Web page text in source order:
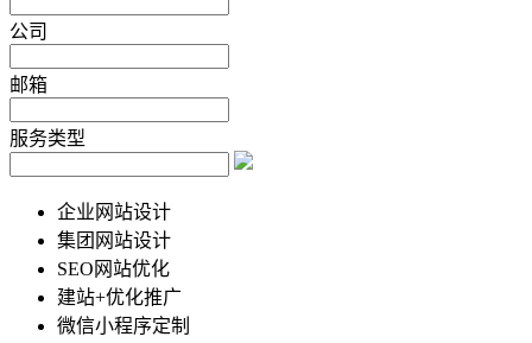
公司
邮箱
服务类型
企业网站设计
集团网站设计
SEO网站优化
建站+优化推广
微信小程序定制